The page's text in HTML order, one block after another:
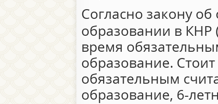
Согласно закону
образовании в КНР
время
образование.
обязательным
образование, 6-